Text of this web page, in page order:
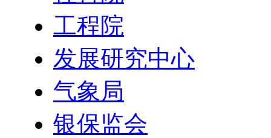
工程院
发展研究中心
气象局
银保监会